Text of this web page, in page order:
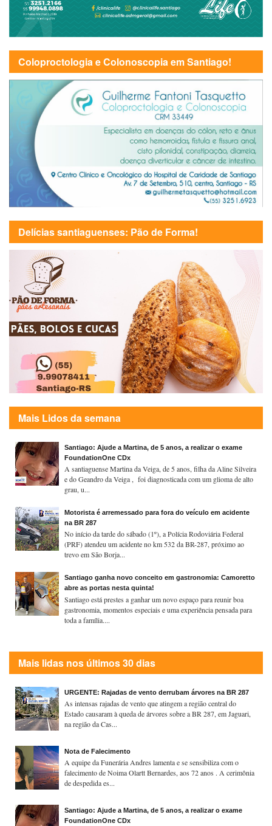
Coloproctologia e Colonoscopia em Santiago!
Delícias santiaguenses: Pão de Forma!
Mais Lidos da semana
Santiago: Ajude a Martina, de 5 anos, a realizar o exame
FoundationOne CDx
A santiaguense Martina da Veiga, de 5 anos, filha da Aline Silveira
e do Geandro da Veiga , foi diagnosticada com um glioma de alto
grau, u...
Motorista é arremessado para fora do veículo em acidente
na BR 287
No início da tarde do sábado (1º), a Polícia Rodoviária Federal
(PRF) atendeu um acidente no km 532 da BR-287, próximo ao
trevo em São Borja...
Santiago ganha novo conceito em gastronomia: Camoretto
abre as portas nesta quinta!
Santiago está prestes a ganhar um novo espaço para reunir boa
gastronomia, momentos especiais e uma experiência pensada para
toda a família....
Mais lidas nos últimos 30 dias
URGENTE: Rajadas de vento derrubam árvores na BR 287
As intensas rajadas de vento que atingem a região central do
Estado causaram à queda de árvores sobre a BR 287, em Jaguari,
na região da Cas...
Nota de Falecimento
A equipe da Funerária Andres lamenta e se sensibiliza com o
falecimento de Noima Olartt Bernardes, aos 72 anos . A cerimônia
de despedida es...
Santiago: Ajude a Martina, de 5 anos, a realizar o exame
FoundationOne CDx